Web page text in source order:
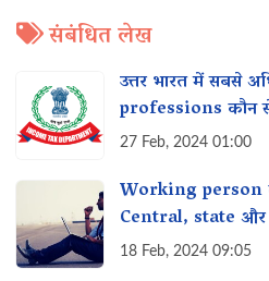
संबंधित लेख
उत्तर भारत में सबसे
professions कौन
27 Feb, 2024 01:00
Working person
Central, state
18 Feb, 2024 09:05